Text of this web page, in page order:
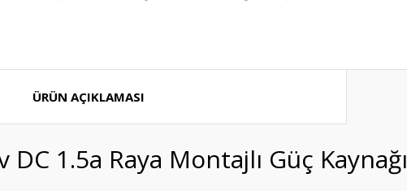
ÜRÜN AÇIKLAMASI
DC 1.5a Raya Montajlı Güç Kaynağı